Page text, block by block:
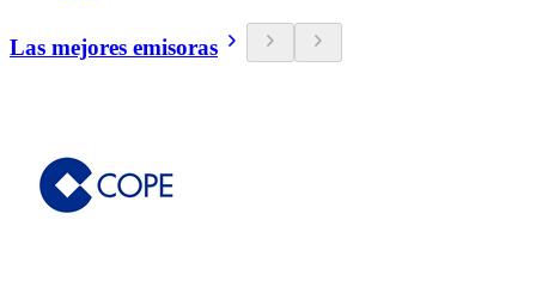
Las mejores emisoras